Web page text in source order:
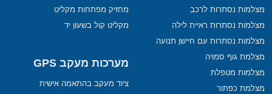
מצלמות נסתרות לרכב
מצלמות נסתרות ראיית לילה
מצלמות נסתרות עם חיישן תנועה
מצלמת גוף סמויה
מצלמות מטפלת
מצלמת כפתור
מחזיק מפתחות מקליט
מקליט קול בשעון יד
מערכות מעקב GPS
ציוד מעקב בהתאמה אישית